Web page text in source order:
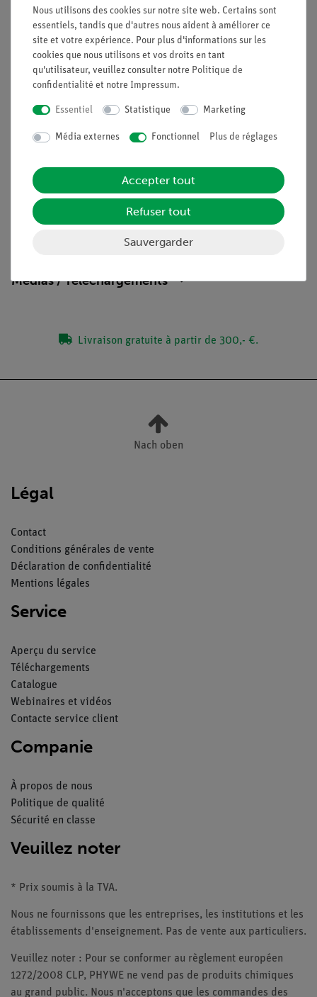
Un bécher poli et un bécher noir sont chauffés par
rayonnement. Au lieu du rayonnement solaire, on utilise une
flamme vive située devant les deux béchers.
Les deux béchers sont remplis d'air car la capacité calorifique
de l'eau est très grande et elle serait chauffée trop lentement.
Avantages
De vrais supports pour une installation particulièrement
Descriptions d'expériences adaptées aux élèves et
rapports disponibles
Contenu de livraison
Médias / Téléchargements
Livraison gratuite à partir de 300,- €.
Nach oben
Légal
Contact
Conditions générales de vente
Déclaration de confidentialité
Mentions légales
Service
Aperçu du service
Téléchargements
Catalogue
Webinaires et vidéos
Contacte service client
Companie
À propos de nous
Politique de qualité
Sécurité en classe
Veuillez noter
* Prix soumis à la TVA.
Nous ne fournissons que les entreprises, les institutions et les
établissements d'enseignement. Pas de vente aux particuliers.
Veuillez noter : Pour se conformer au règlement européen
1272/2008 CLP, PHYWE ne vend pas de produits chimiques
au grand public. Nous n'acceptons que les commandes des
Nous utilisons des cookies sur notre site web. Certains sont
essentiels, tandis que d'autres nous aident à améliorer ce
site et votre expérience. Pour plus d'informations sur les
cookies que nous utilisons et vos droits en tant
qu'utilisateur, veuillez consulter notre Politique de
confidentialité et notre Impressum.
Essentiel Statistique Marketing
Média externes Fonctionnel Plus de réglages
Accepter tout
Refuser tout
Sauvergarder